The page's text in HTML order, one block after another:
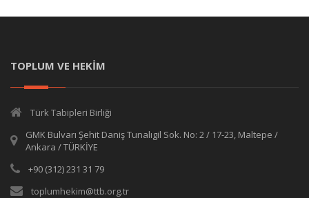
TOPLUM VE HEKİM
Türk Tabipleri Birliği
GMK Bulvarı Şehit Daniş Tunalıgil Sok. No: 2 / 17-23, Maltepe /
Ankara / TÜRKİYE
+90 (312) 231 31 79
toplumhekim@ttb.org.tr